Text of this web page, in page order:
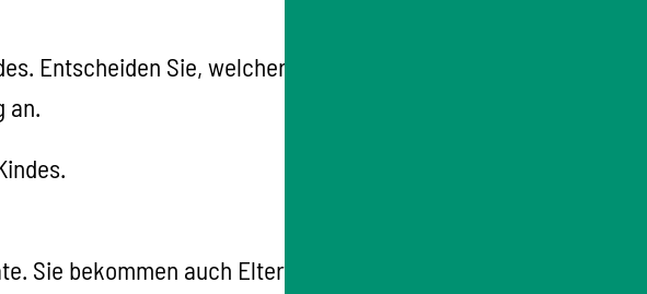
Entscheiden Sie, welcher Elternteil in welchem Zeitraum
an.
Sie bekommen auch Elterngeld, wenn Sie vor der Geburt